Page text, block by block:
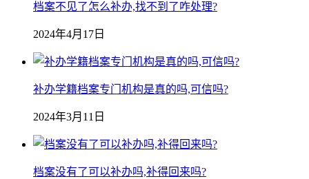
档案不见了怎么补办,找不到了咋处理?
2024年4月17日
补办学籍档案专门机构是真的吗,可信吗?
2024年3月11日
档案没有了可以补办吗,补得回来吗?